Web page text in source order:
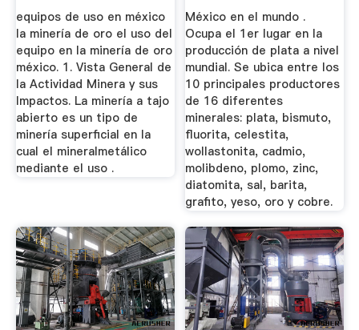
equipos de uso en méxico
la minería de oro el uso del
equipo en la minería de oro
méxico. 1. Vista General de
la Actividad Minera y sus
Impactos. La minería a tajo
abierto es un tipo de
minería superficial en la
cual el mineralmetálico
mediante el uso .
México en el mundo .
Ocupa el 1er lugar en la
producción de plata a nivel
mundial. Se ubica entre los
10 principales productores
de 16 diferentes
minerales: plata, bismuto,
fluorita, celestita,
wollastonita, cadmio,
molibdeno, plomo, zinc,
diatomita, sal, barita,
grafito, yeso, oro y cobre.